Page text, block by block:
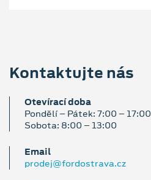
Kontaktujte nás
Otevírací doba
Pondělí – Pátek: 7:00 – 17:00
Sobota: 8:00 – 13:00
Email
prodej@fordostrava.cz